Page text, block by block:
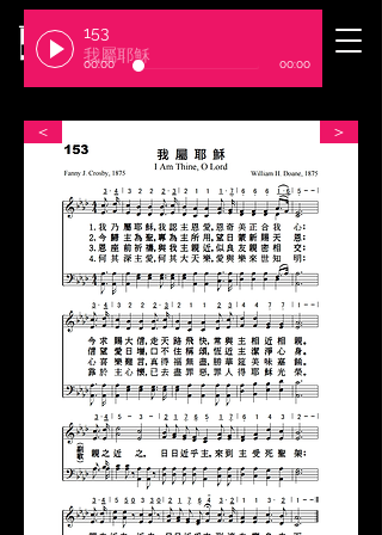
​臺北基督徒聚會處
153
我屬耶穌
00:00 00:00
＜ ＞